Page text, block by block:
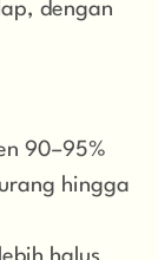
dengan
90–95%
hingga